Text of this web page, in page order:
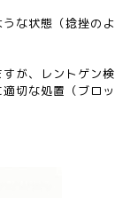
な状態（捻挫の
が、レントゲン
切な処置（ブロ